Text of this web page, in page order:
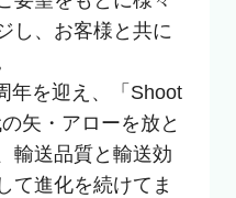
し、お客様と共に
年を迎え、「Shoot
矢・アローを放と
輸送品質と輸送効
て進化を続けてま